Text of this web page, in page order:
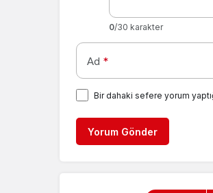
0/30 karakter
Ad *
Bir dahaki sefere yorum
Yorum Gönder